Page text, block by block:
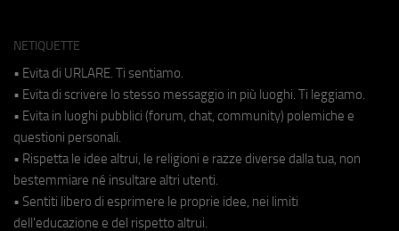
NETIQUETTE
• Evita di URLARE. Ti sentiamo.
• Evita di scrivere lo stesso messaggio in più luoghi. Ti leggiamo.
• Evita in luoghi pubblici (forum, chat, community) polemiche e
questioni personali.
• Rispetta le idee altrui, le religioni e razze diverse dalla tua, non
bestemmiare né insultare altri utenti.
• Sentiti libero di esprimere le proprie idee, nei limiti
dell'educazione e del rispetto altrui.